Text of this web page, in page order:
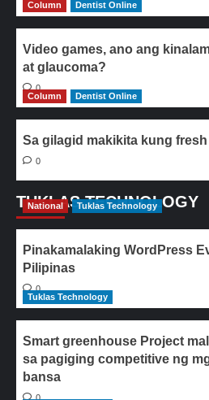
Column
Dentist Online
Video games, ano ang
at glaucoma?
0
Column
Dentist Online
Sa gilagid makikita kung
0
TUKLAS TECHNOLOGY
National Tuklas Technology
Pinakamalaking WordPress
Pilipinas
0
Tuklas Technology
Smart greenhouse Project
sa pagiging competitive ng
bansa
0